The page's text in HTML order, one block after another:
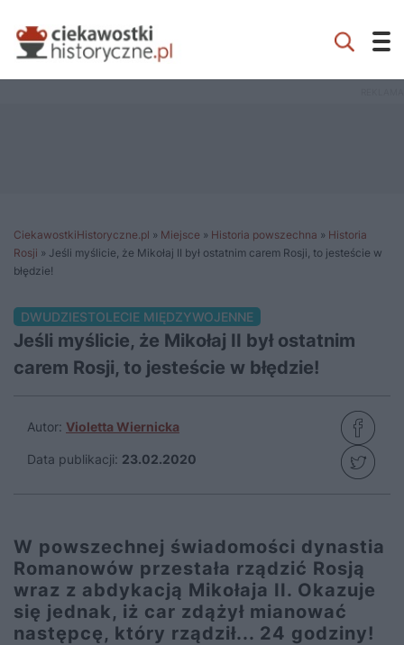
CiekawostkiHistoryczne.pl » Miejsce » Historia powszechna » Historia
Rosji » Jeśli myślicie, że Mikołaj II był ostatnim carem Rosji, to jesteście w
błędzie!
DWUDZIESTOLECIE MIĘDZYWOJENNE
Jeśli myślicie, że Mikołaj II był ostatnim
carem Rosji, to jesteście w błędzie!
Autor: Violetta Wiernicka
Data publikacji: 23.02.2020
W powszechnej świadomości dynastia
Romanowów przestała rządzić Rosją
wraz z abdykacją Mikołaja II. Okazuje
się jednak, iż car zdążył mianować
następcę, który rządził... 24 godziny!